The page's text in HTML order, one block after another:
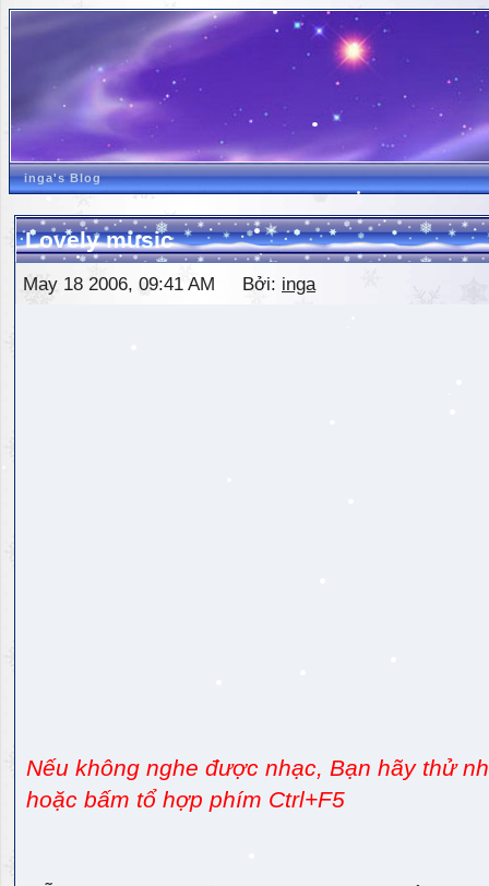
inga's Blog
Lovely music
May 18 2006, 09:41 AM Bởi: inga
Nếu không nghe được nhạc, Bạn hãy thử
hoặc bấm tổ hợp phím Ctrl+F5